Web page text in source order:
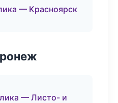
— Красноярск
— Листо- и